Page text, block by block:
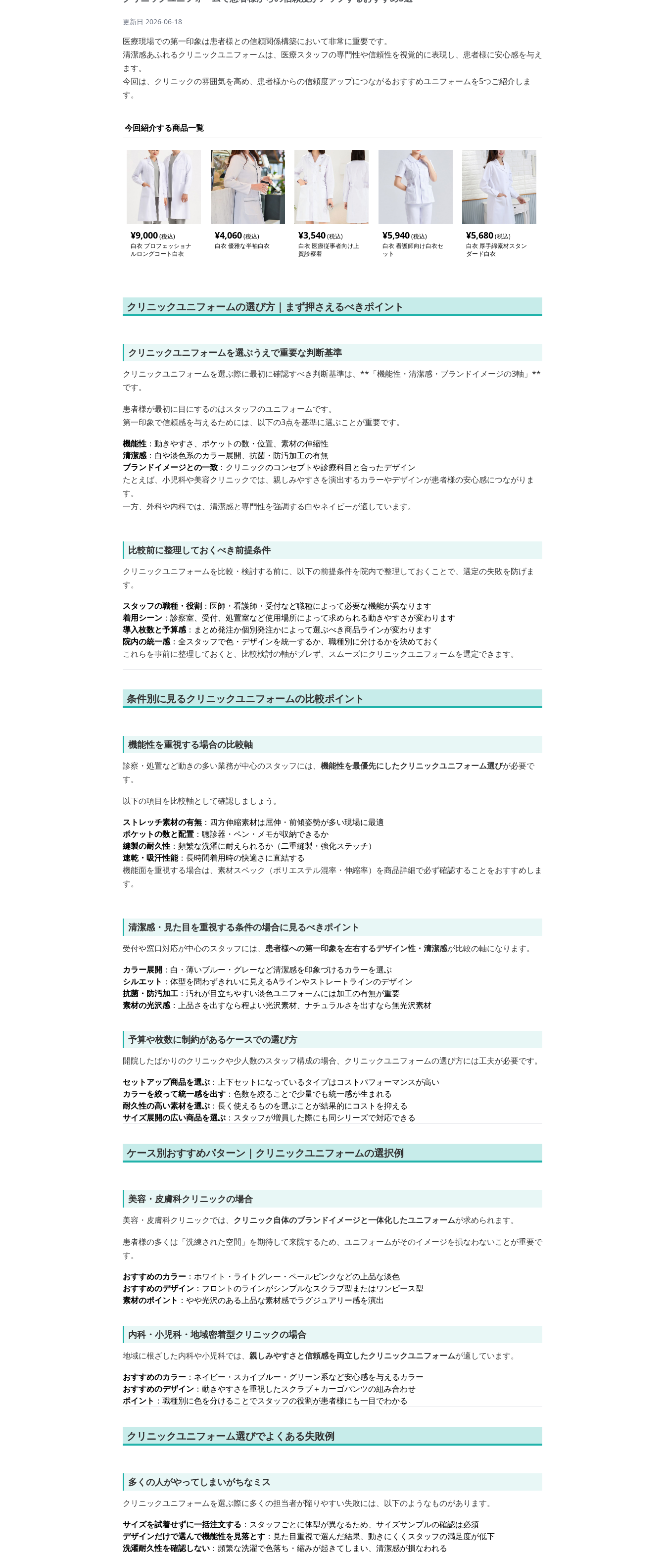
更新日 2026-06-18
医療現場での第一印象は患者様との信頼関係構築において非常に重要です。
清潔感あふれるクリニックユニフォームは、医療スタッフの専門性や信頼性を視覚的に表現し、患者様に安心感を与え
ます。
今回は、クリニックの雰囲気を高め、患者様からの信頼度アップにつながるおすすめユニフォームを5つご紹介しま
す。
今回紹介する商品一覧
¥9,000(税込)
白衣 プロフェッショナ
ルロングコート白衣
¥4,060(税込)
白衣 優雅な半袖白衣
¥3,540(税込)
白衣 医療従事者向け上
質診察着
¥5,940(税込)
白衣 看護師向け白衣セ
ット
¥5,680(税込)
白衣 厚手綿素材スタン
ダード白衣
クリニックユニフォームの選び方｜まず押さえるべきポイント
クリニックユニフォームを選ぶうえで重要な判断基準
クリニックユニフォームを選ぶ際に最初に確認すべき判断基準は、**「機能性・清潔感・ブランドイメージの3軸」**
です。
患者様が最初に目にするのはスタッフのユニフォームです。
第一印象で信頼感を与えるためには、以下の3点を基準に選ぶことが重要です。
機能性 ：動きやすさ、ポケットの数・位置、素材の伸縮性
清潔感：白や淡色系のカラー展開、抗菌・防汚加工の有無
ブランドイメージとの一致 ：クリニックのコンセプトや診療科目と合ったデザイン
たとえば、小児科や美容クリニックでは、親しみやすさを演出するカラーやデザインが患者様の安心感につながりま
す。
一方、外科や内科では、清潔感と専門性を強調する白やネイビーが適しています。
比較前に整理しておくべき前提条件
クリニックユニフォームを比較・検討する前に、以下の前提条件を院内で整理しておくことで、選定の失敗を防げま
す。
スタッフの職種・役割 ：医師・看護師・受付など職種によって必要な機能が異なります
着用シーン ：診察室、受付、処置室など使用場所によって求められる動きやすさが変わります
導入枚数と予算感：まとめ発注か個別発注かによって選ぶべき商品ラインが変わります
院内の統一感：全スタッフで色・デザインを統一するか、職種別に分けるかを決めておく
これらを事前に整理しておくと、比較検討の軸がブレず、スムーズにクリニックユニフォームを選定できます。
条件別に見るクリニックユニフォームの比較ポイント
機能性を重視する場合の比較軸
診察・処置など動きの多い業務が中心のスタッフには、 機能性を最優先にしたクリニックユニフォーム選びが必要で
す。
以下の項目を比較軸として確認しましょう。
ストレッチ素材の有無 ：四方伸縮素材は屈伸・前傾姿勢が多い現場に最適
ポケットの数と配置 ：聴診器・ペン・メモが収納できるか
縫製の耐久性 ：頻繁な洗濯に耐えられるか（二重縫製・強化ステッチ）
速乾・吸汗性能：長時間着用時の快適さに直結する
機能面を重視する場合は、素材スペック（ポリエステル混率・伸縮率）を商品詳細で必ず確認することをおすすめしま
す。
清潔感・見た目を重視する条件の場合に見るべきポイント
受付や窓口対応が中心のスタッフには、 患者様への第一印象を左右するデザイン性・清潔感が比較の軸になります。
カラー展開 ：白・薄いブルー・グレーなど清潔感を印象づけるカラーを選ぶ
シルエット ：体型を問わずきれいに見えるAラインやストレートラインのデザイン
抗菌・防汚加工 ：汚れが目立ちやすい淡色ユニフォームには加工の有無が重要
素材の光沢感：上品さを出すなら程よい光沢素材、ナチュラルさを出すなら無光沢素材
予算や枚数に制約があるケースでの選び方
開院したばかりのクリニックや少人数のスタッフ構成の場合、クリニックユニフォームの選び方には工夫が必要です。
セットアップ商品を選ぶ ：上下セットになっているタイプはコストパフォーマンスが高い
カラーを絞って統一感を出す ：色数を絞ることで少量でも統一感が生まれる
耐久性の高い素材を選ぶ ：長く使えるものを選ぶことが結果的にコストを抑える
サイズ展開の広い商品を選ぶ ：スタッフが増員した際にも同シリーズで対応できる
ケース別おすすめパターン｜クリニックユニフォームの選択例
美容・皮膚科クリニックの場合
美容・皮膚科クリニックでは、 クリニック自体のブランドイメージと一体化したユニフォームが求められます。
患者様の多くは「洗練された空間」を期待して来院するため、ユニフォームがそのイメージを損なわないことが重要で
す。
おすすめのカラー ：ホワイト・ライトグレー・ペールピンクなどの上品な淡色
おすすめのデザイン ：フロントのラインがシンプルなスクラブ型またはワンピース型
素材のポイント ：やや光沢のある上品な素材感でラグジュアリー感を演出
内科・小児科・地域密着型クリニックの場合
地域に根ざした内科や小児科では、 親しみやすさと信頼感を両立したクリニックユニフォームが適しています。
おすすめのカラー ：ネイビー・スカイブルー・グリーン系など安心感を与えるカラー
おすすめのデザイン ：動きやすさを重視したスクラブ＋カーゴパンツの組み合わせ
ポイント ：職種別に色を分けることでスタッフの役割が患者様にも一目でわかる
クリニックユニフォーム選びでよくある失敗例
多くの人がやってしまいがちなミス
クリニックユニフォームを選ぶ際に多くの担当者が陥りやすい失敗には、以下のようなものがあります。
サイズを試着せずに一括注文する ：スタッフごとに体型が異なるため、サイズサンプルの確認は必須
デザインだけで選んで機能性を見落とす ：見た目重視で選んだ結果、動きにくくスタッフの満足度が低下
洗濯耐久性を確認しない ：頻繁な洗濯で色落ち・縮みが起きてしまい、清潔感が損なわれる